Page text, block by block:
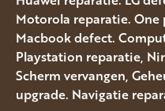
Motorola reparatie.
Macbook defect.
Playstation reparatie,
Scherm vervangen,
upgrade. Navigatie